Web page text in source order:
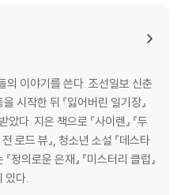
의 이야기를 쓴다. 조선일보 신춘
시작한 뒤 『잃어버린 일기장』
다. 지은 책으로 『사이렌』 『두
전 로드 뷰』, 청소년 소설 『데스타
정의로운 은재』 『미스터리 클럽』
있다.